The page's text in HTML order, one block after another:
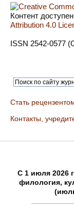
Контент
Attribution 4.0
ISSN 2542-0577
Стать
Контакты,
C 1 июля 2026
филология,